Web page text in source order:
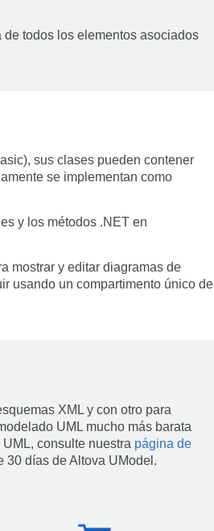
todos los elementos asociados
sus clases pueden contener
se implementan como
y los métodos .NET en
mostrar y editar diagramas de
usando un compartimento único de
XML y con otro para
UML mucho más barata
consulte nuestra página de
30 días de Altova UModel.